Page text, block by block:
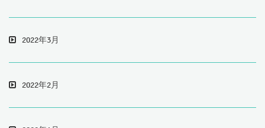
2022年3月
2022年2月